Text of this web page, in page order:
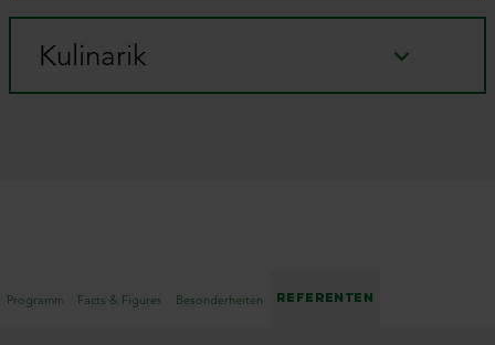
Kulinarik
Programm Facts & Figures Besonderheiten Referenten